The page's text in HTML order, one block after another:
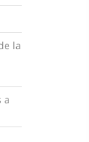
la
a